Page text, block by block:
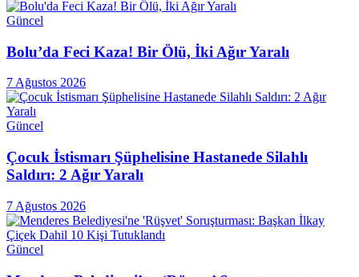
Güncel
Bolu’da Feci Kaza! Bir Ölü, İki Ağır Yaralı
7 Ağustos 2026
Güncel
Çocuk İstismarı Şüphelisine Hastanede Silahlı
Saldırı: 2 Ağır Yaralı
7 Ağustos 2026
Güncel